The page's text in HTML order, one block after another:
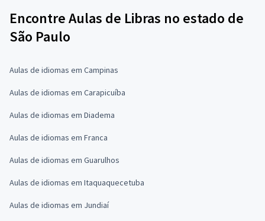
Encontre Aulas de Libras no estado de
São Paulo
Aulas de idiomas em Campinas
Aulas de idiomas em Carapicuíba
Aulas de idiomas em Diadema
Aulas de idiomas em Franca
Aulas de idiomas em Guarulhos
Aulas de idiomas em Itaquaquecetuba
Aulas de idiomas em Jundiaí